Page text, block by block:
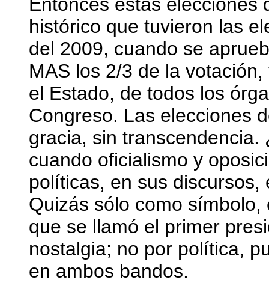
Entonces estas elecciones
histórico que tuvieron las
del 2009, cuando se
MAS los 2/3 de la
el Estado, de todos los
Congreso. Las elecciones
gracia, sin
cuando oficialismo y
políticas, en sus
Quizás sólo como
que se llamó el primer
nostalgia; no por política,
en ambos bandos.